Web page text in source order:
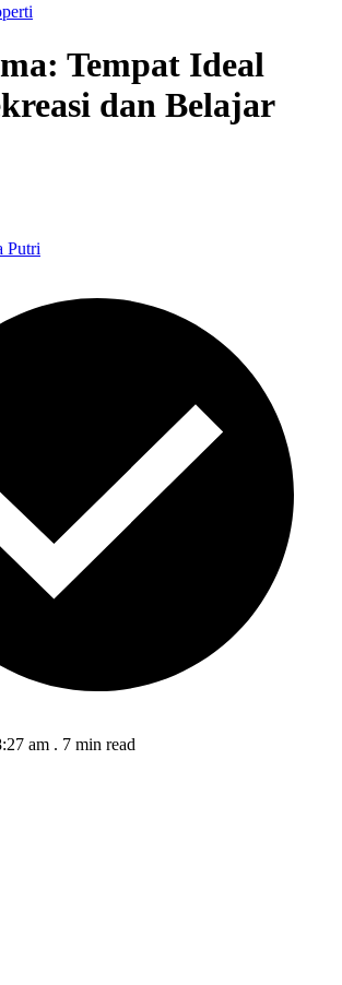
Tempat Ideal
dan Belajar
Putri
am . 7 min read